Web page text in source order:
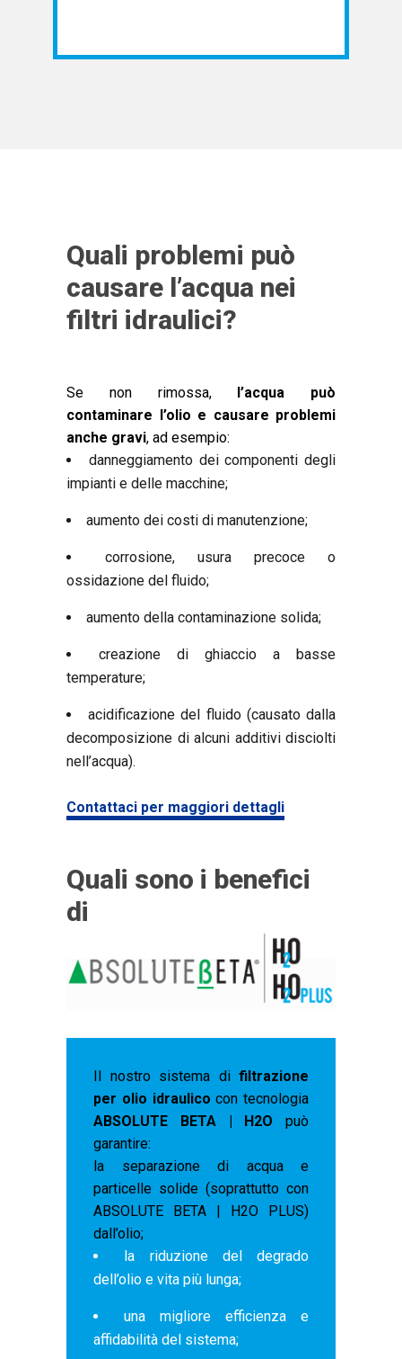
Quali problemi può
causare l’acqua nei
filtri idraulici?
Se non rimossa,l’acqua può
contaminare l’olio e causare problemi
anche gravi, ad esempio:
danneggiamento dei componenti degli
impianti e delle macchine;
aumento dei costi di manutenzione;
corrosione, usura precoce o
ossidazione del fluido;
aumento della contaminazione solida;
creazione di ghiaccio a basse
temperature;
acidificazione del fluido (causato dalla
decomposizione di alcuni additivi disciolti
nell’acqua).
Contattaci per maggiori dettagli
Quali sono i benefici
di
Il nostro sistema di filtrazione
per olio idraulico con tecnologia
ABSOLUTE BETA | H2O può
garantire:
la separazione di acqua e
particelle solide (soprattutto con
ABSOLUTE BETA | H2O PLUS)
dall’olio;
la riduzione del degrado
dell’olio e vita più lunga;
una migliore efficienza e
affidabilità del sistema;